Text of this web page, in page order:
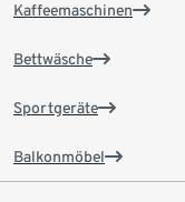
Kaffeemaschinen
Bettwäsche
Sportgeräte
Balkonmöbel